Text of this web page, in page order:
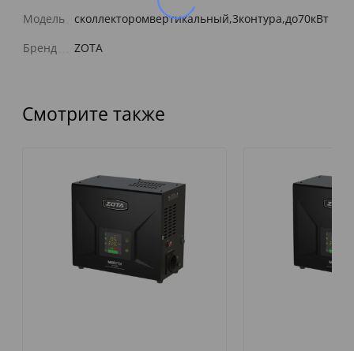
Модель
сколлекторомвертикальный,3контура,до70кВт
Бренд
ZOTA
Смотрите также